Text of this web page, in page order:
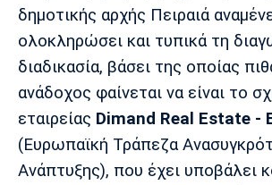
Μάντσεστερ
Γιουνάιτεντ
Λίβερπουλ
Μάντσεστερ
Σίτι
δημοτικής αρχής Πειραιά
ολοκληρώσει και τυπικά τη
διαδικασία, βάσει της οποίας
ανάδοχος φαίνεται να είναι το
εταιρείας Dimand Real Estate -
(Ευρωπαϊκή Τράπεζα
Ανάπτυξης), που έχει υποβάλει